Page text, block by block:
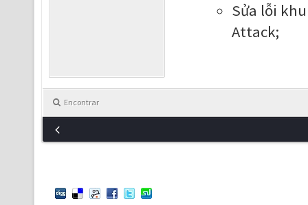
Sửa lỗi
Attack;
Encontrar